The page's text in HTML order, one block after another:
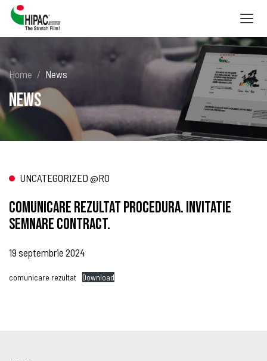
Home News
News
UNCATEGORIZED @RO
Comunicare rezultat procedura. Invitatie
semnare contract.
19 septembrie 2024
comunicare rezultat Download